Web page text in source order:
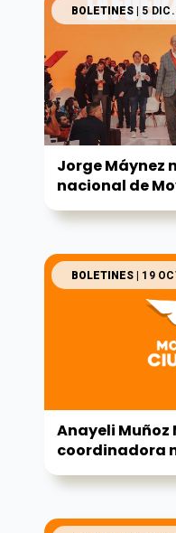
BOLETINES| 5
Jorge Máynez
nacional de
BOLETINES| 19
Anayeli Muñoz
coordinadora